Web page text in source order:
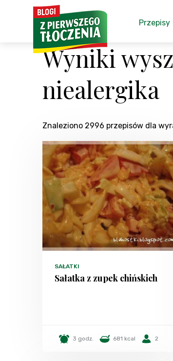
Przepisy
Wyniki
niealergika
Znaleziono 2996 przepisów dla
SAŁATKI
Sałatka z zupek chińskich
3 godz. 681 kcal 2